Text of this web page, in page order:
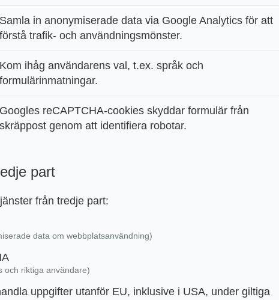
Samla in anonymiserade data via Google Analytics för att
förstå trafik- och användningsmönster.
Kom ihåg användarens val, t.ex. språk och
formulärinmatningar.
Googles reCAPTCHA-cookies skyddar formulär från
skräppost genom att identifiera robotar.
part
från tredje part:
data om webbplatsanvändning)
och riktiga användare)
uppgifter utanför EU, inklusive i USA, under giltiga